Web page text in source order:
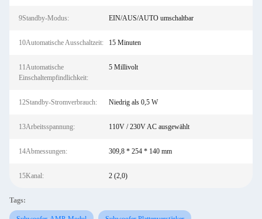
9Standby-Modus: EIN/AUS/AUTO umschaltbar
10Automatische Ausschaltzeit: 15 Minuten
11Automatische
Einschaltempfindlichkeit:
5 Millivolt
12Standby-Stromverbrauch: Niedrig als 0,5 W
13Arbeitsspannung: 110V / 230V AC ausgewählt
14Abmessungen: 309,8 * 254 * 140 mm
15Kanal: 2 (2,0)
Tags: